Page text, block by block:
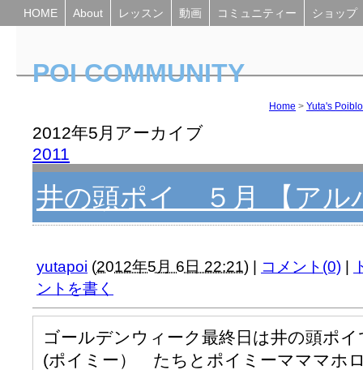
HOME About レッスン 動画 コミュニティー ショップ
POI COMMUNITY
Home > Yuta's
2012年5月アーカイブ
2011
井の頭ポイ ５月 【アル
yutapoi (2012年5月 6日 22:21) | コメント(0) |
ントを書く
ゴールデンウィーク最終日は井の頭ポ
(ポイミー） たちとポイミーマママホ